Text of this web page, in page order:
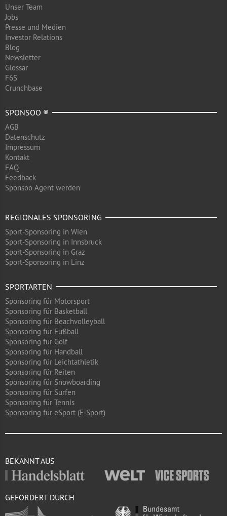
Unser Team
Jobs
Presse und Medien
Investor Relations
Blog
Newsletter
Glossar
F6S
Crunchbase
SPONSOO ®
AGB
Datenschutz
Impressum
Kontakt
FAQ
Feedback
Sponsoo Agent werden
REGIONALES SPONSORING
Sport-Sponsoring in Wien
Sport-Sponsoring in Innsbruck
Sport-Sponsoring in Graz
Sport-Sponsoring in Linz
SPORTARTEN
Sponsoring für Motorsport
Sponsoring für Basketball
Sponsoring für Beachvolleyball
Sponsoring für Fußball
Sponsoring für Golf
Sponsoring für Handball
Sponsoring für Leichtathletik
Sponsoring für Reiten
Sponsoring für Snowboarding
Sponsoring für Surfen
Sponsoring für Tennis
Sponsoring für eSport (E-Sport)
BEKANNT AUS
GEFÖRDERT DURCH